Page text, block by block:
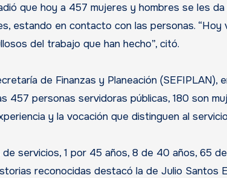
que hoy a 457 mujeres y hombres se les
estando en contacto con las personas.
del trabajo que han hecho”, citó.
de Finanzas y Planeación (SEFIPLAN),
457 personas servidoras públicas, 180 son
y la vocación que distinguen al
servicios, 1 por 45 años, 8 de 40 años, 65
reconocidas destacó la de Julio Santos